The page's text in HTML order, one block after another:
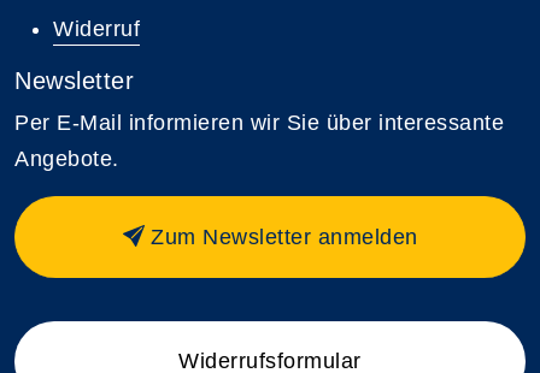
Widerruf
Newsletter
Per E-Mail informieren wir Sie über interessante
Angebote.
Zum Newsletter anmelden
Widerrufsformular